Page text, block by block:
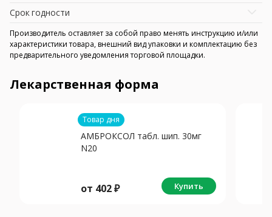
Срок годности
Производитель оставляет за собой право менять инструкцию и/или
характеристики товара, внешний вид упаковки и комплектацию без
предварительного уведомления торговой площадки.
Лекарственная форма
Товар дня
АМБРОКСОЛ табл. шип. 30мг
N20
от 402₽ Купить